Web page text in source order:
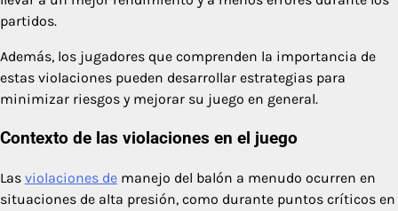
partidos.
Además, los jugadores que comprenden la importancia de
estas violaciones pueden desarrollar estrategias para
minimizar riesgos y mejorar su juego en general.
Contexto de las violaciones en el juego
Las violaciones de manejo del balón a menudo ocurren en
situaciones de alta presión, como durante puntos críticos en